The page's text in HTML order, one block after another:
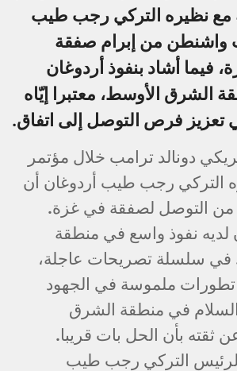
نظيره التركي رجب طيب
واشنطن من إبرام صفقة
فيما أشاد بنفوذ أردوغان
الشرق الأوسط، معتبرا إيّاه
تعزيز فرص التوصل إلى اتفاق.
دونالد ترامب خلال مؤتمر
التركي رجب طيب أردوغان أن
التوصل لصفقة في غزة.
لديه نفوذ واسع في منطقة
في سلسلة تصريحات عاجلة،
ملموسة في الجهود
السلام في منطقة الشرق
ثقته بأن الحل بات قريبا.
التركي رجب طيب